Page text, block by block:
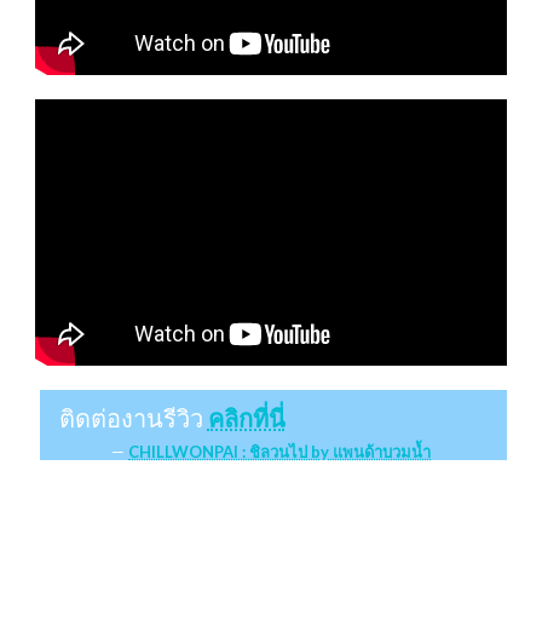
ติดต่องานรีวิว คลิกที่นี่
CHILLWONPAI : ชิลวนไป by แพนด้าบวมน้ำ